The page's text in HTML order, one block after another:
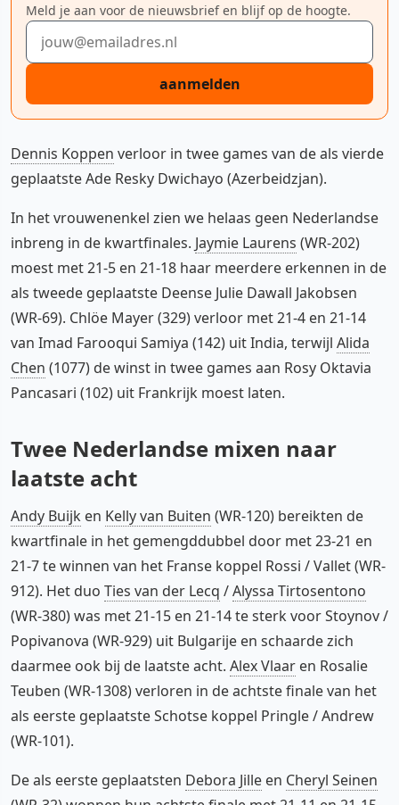
Meld je aan voor de nieuwsbrief en blijf op de hoogte.
E-mailadres
aanmelden
Dennis Koppen verloor in twee games van de als vierde
geplaatste Ade Resky Dwichayo (Azerbeidzjan).
In het vrouwenenkel zien we helaas geen Nederlandse
inbreng in de kwartfinales. Jaymie Laurens (WR-202)
moest met 21-5 en 21-18 haar meerdere erkennen in de
als tweede geplaatste Deense Julie Dawall Jakobsen
(WR-69). Chlöe Mayer (329) verloor met 21-4 en 21-14
van Imad Farooqui Samiya (142) uit India, terwijl Alida
Chen (1077) de winst in twee games aan Rosy Oktavia
Pancasari (102) uit Frankrijk moest laten.
Twee Nederlandse mixen naar
laatste acht
Andy Buijk en Kelly van Buiten (WR-120) bereikten de
kwartfinale in het gemengddubbel door met 23-21 en
21-7 te winnen van het Franse koppel Rossi / Vallet (WR-
912). Het duo Ties van der Lecq /Alyssa Tirtosentono
(WR-380) was met 21-15 en 21-14 te sterk voor Stoynov /
Popivanova (WR-929) uit Bulgarije en schaarde zich
daarmee ook bij de laatste acht. Alex Vlaar en Rosalie
Teuben (WR-1308) verloren in de achtste finale van het
als eerste geplaatste Schotse koppel Pringle / Andrew
(WR-101).
De als eerste geplaatsten Debora Jille en Cheryl Seinen